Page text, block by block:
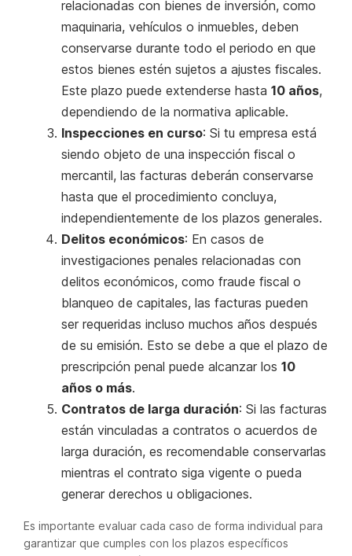
relacionadas con bienes de inversión, como
maquinaria, vehículos o inmuebles, deben
conservarse durante todo el periodo en que
estos bienes estén sujetos a ajustes fiscales.
Este plazo puede extenderse hasta 10 años,
dependiendo de la normativa aplicable.
Inspecciones en curso: Si tu empresa está
siendo objeto de una inspección fiscal o
mercantil, las facturas deberán conservarse
hasta que el procedimiento concluya,
independientemente de los plazos generales.
Delitos económicos: En casos de
investigaciones penales relacionadas con
delitos económicos, como fraude fiscal o
blanqueo de capitales, las facturas pueden
ser requeridas incluso muchos años después
de su emisión. Esto se debe a que el plazo de
prescripción penal puede alcanzar los 10
años o más.
Contratos de larga duración: Si las facturas
están vinculadas a contratos o acuerdos de
larga duración, es recomendable conservarlas
mientras el contrato siga vigente o pueda
generar derechos u obligaciones.
Es importante evaluar cada caso de forma individual para
garantizar que cumples con los plazos específicos